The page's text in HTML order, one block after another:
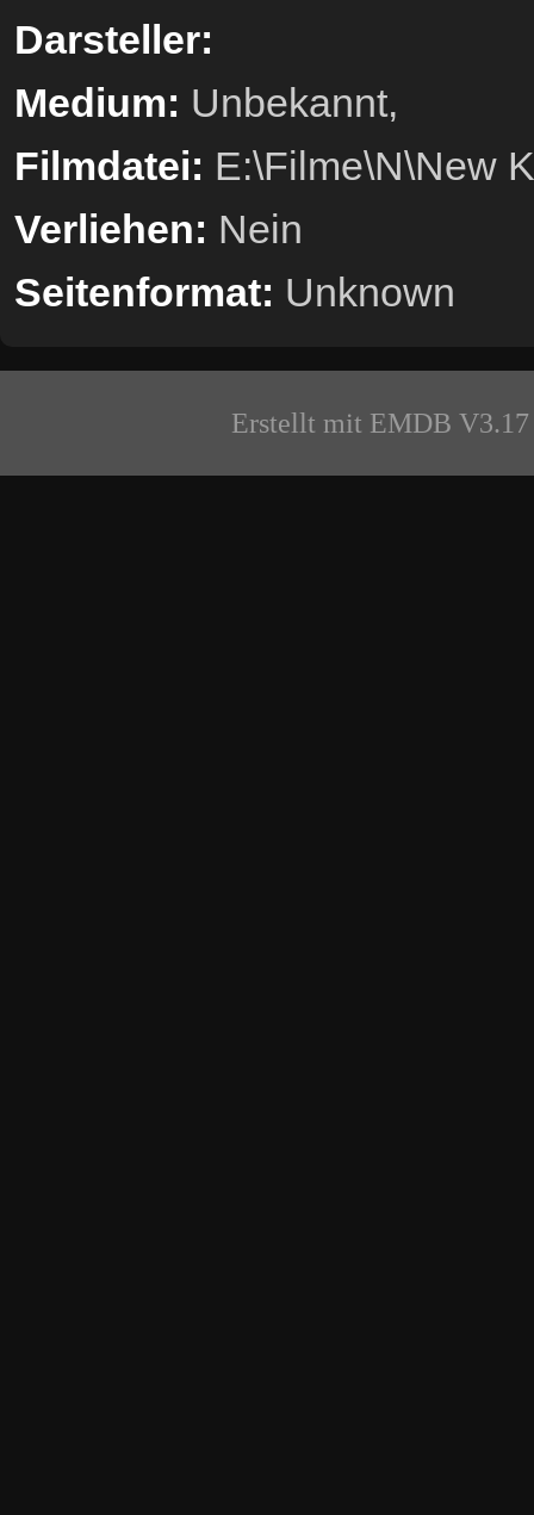
Darsteller:
Medium: Unbekannt,
Filmdatei: E:\Filme\N\New
Verliehen: Nein
Seitenformat: Unknown
Erstellt mit EMDB V3.17